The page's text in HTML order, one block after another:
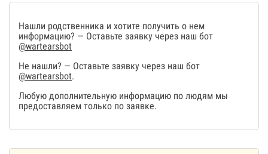
Нашли родственника и хотите получить о нем
информацию? — Оставьте заявку через наш бот
@wartearsbot
Не нашли? — Оставьте заявку через наш бот
@wartearsbot.
Любую дополнительную информацию по людям мы
предоставляем только по заявке.